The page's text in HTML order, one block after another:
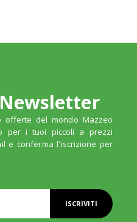
offerte del mondo Mazzeo
per i tuoi piccoli a prezzi
e conferma l'iscrizione per
ISCRIVITI